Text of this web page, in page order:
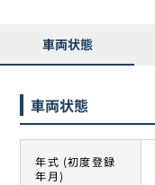
車両状態
車両状態
年式 (初度登録
年月)